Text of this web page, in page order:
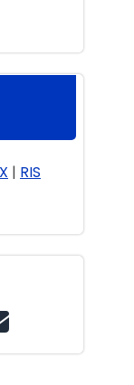
| RIS
on LinkedIn